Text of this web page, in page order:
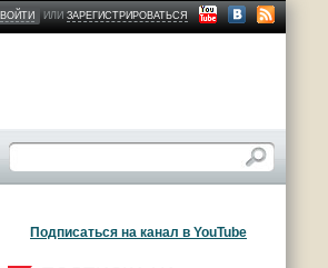
ВОЙТИ ИЛИЗАРЕГИСТРИРОВАТЬСЯ
Подписаться на канал в YouTube